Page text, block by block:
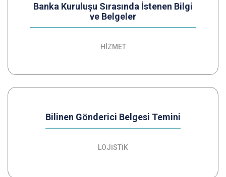
Banka Kuruluşu Sırasında İstenen Bilgi
ve Belgeler
HİZMET
Bilinen Gönderici Belgesi Temini
LOJİSTİK